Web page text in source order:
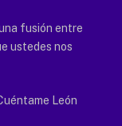
fusión entre
ustedes nos
León